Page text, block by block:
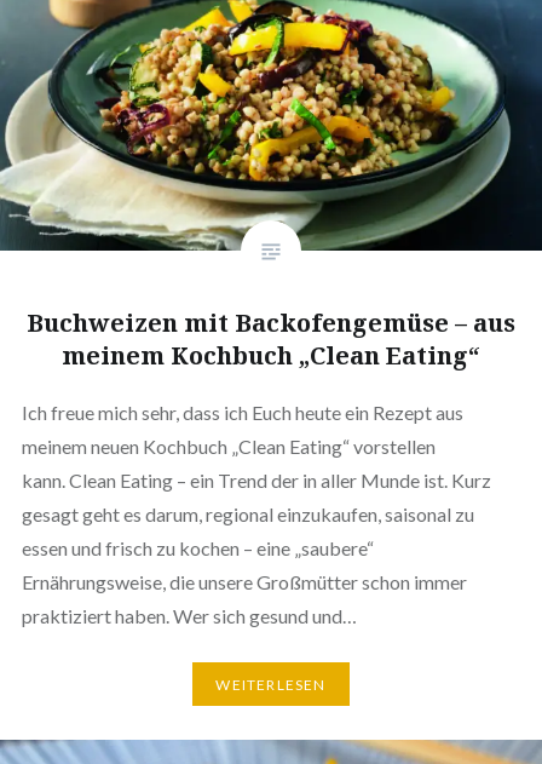
Buchweizen mit Backofengemüse – aus
meinem Kochbuch „Clean Eating“
Ich freue mich sehr, dass ich Euch heute ein Rezept aus
meinem neuen Kochbuch „Clean Eating“ vorstellen
kann. Clean Eating – ein Trend der in aller Munde ist. Kurz
gesagt geht es darum, regional einzukaufen, saisonal zu
essen und frisch zu kochen – eine „saubere“
Ernährungsweise, die unsere Großmütter schon immer
praktiziert haben. Wer sich gesund und…
WEITERLESEN